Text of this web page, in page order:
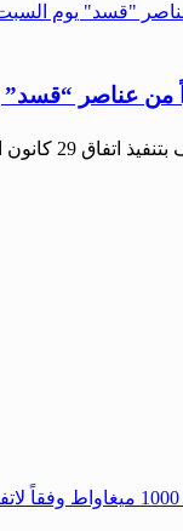
مع “قسد”، عن…